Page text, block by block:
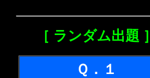
［ ランダム出題 ］
Ｑ．１